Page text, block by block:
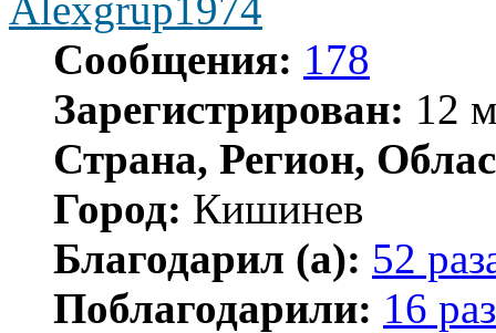
Сообщения: 178
Зарегистрирован: 12
Страна, Регион,
Город: Кишинев
Благодарил (а): 52
Поблагодарили: 16 раз